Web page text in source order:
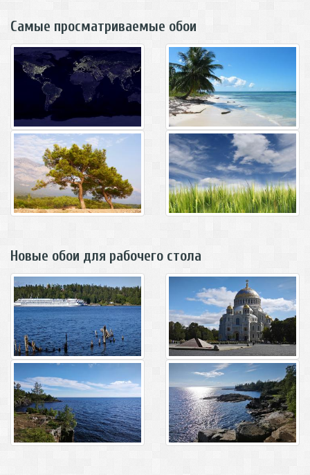
Самые просматриваемые обои
Новые обои для рабочего стола